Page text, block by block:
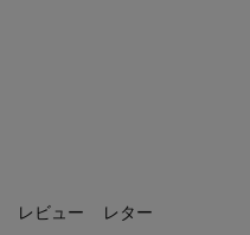
レビュー レター